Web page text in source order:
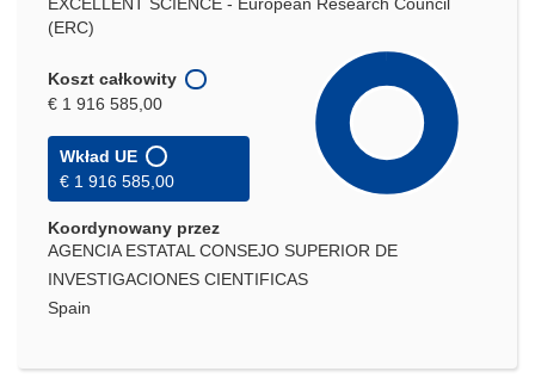
(ERC)
Koszt całkowity
€ 1 916 585,00
Wkład UE
€ 1 916 585,00
Koordynowany przez
AGENCIA ESTATAL CONSEJO SUPERIOR DE
INVESTIGACIONES CIENTIFICAS
Spain